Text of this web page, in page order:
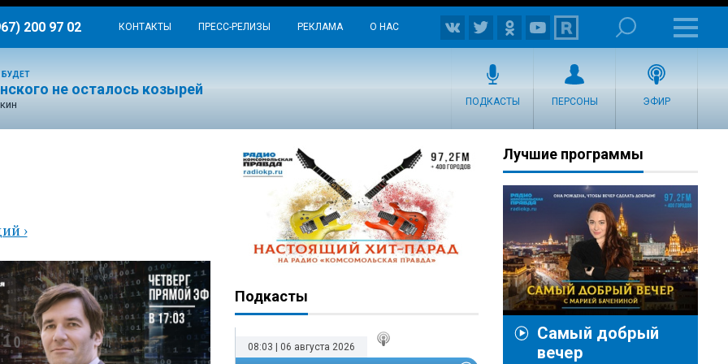
200 97 02 КОНТАКТЫ ПРЕСС-РЕЛИЗЫ РЕКЛАМА О НАС
БУДЕТ
не осталось козырей
ПОДКАСТЫ ПЕРСОНЫ ЭФИР
›
Подкасты
08:03 | 06 августа 2026
Лучшие программы
Самый добрый
вечер